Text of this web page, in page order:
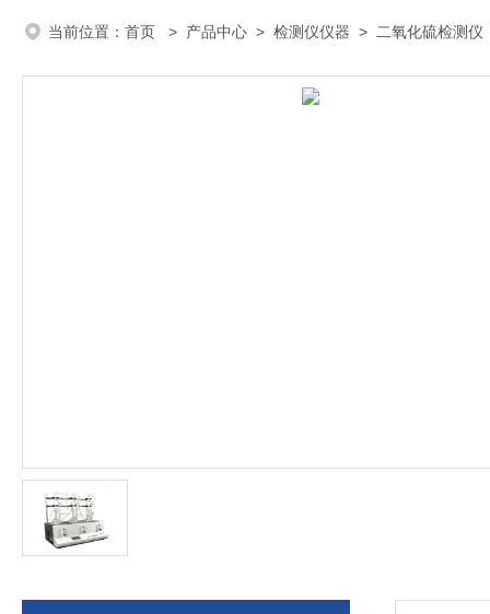
当前位置： 首页 > 产品中心 > 检测仪仪器 > 二氧化硫检测仪